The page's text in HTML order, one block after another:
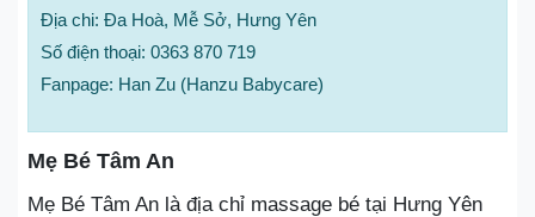
Địa chi: Đa Hoà, Mễ Sở, Hưng Yên
Số điện thoại: 0363 870 719
Fanpage: Han Zu (Hanzu Babycare)
Mẹ Bé Tâm An
Mẹ Bé Tâm An là địa chỉ massage bé tại Hưng Yên